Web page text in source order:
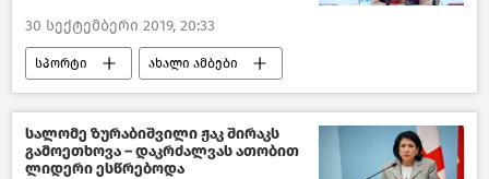
30 სექტემბერი 2019, 20:33
სპორტი ახალი ამბები
სალომე ზურაბიშვილი ჟაკ შირაკს
გამოეთხოვა – დაკრძალვას ათობით
ლიდერი ესწრებოდა